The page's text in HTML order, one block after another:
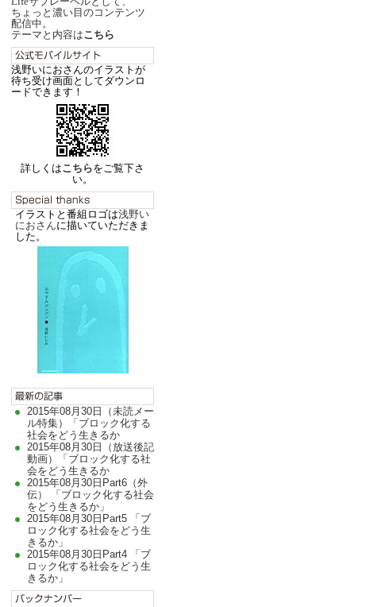
ちょっと濃い目のコンテンツ
配信中。
テーマと内容はこちら
浅野いにおさんのイラストが
待ち受け画面としてダウンロ
ードできます！
詳しくはこちらをご覧下さ
い。
イラストと番組ロゴは浅野い
におさんに描いていただきま
した。
2015年08月30日（未読メー
ル特集）「ブロック化する
社会をどう生きるか
2015年08月30日（放送後記
動画）「ブロック化する社
会をどう生きるか
2015年08月30日Part6（外
伝） 「ブロック化する社会
をどう生きるか」
2015年08月30日Part5 「ブ
ロック化する社会をどう生
きるか」
2015年08月30日Part4 「ブ
ロック化する社会をどう生
きるか」